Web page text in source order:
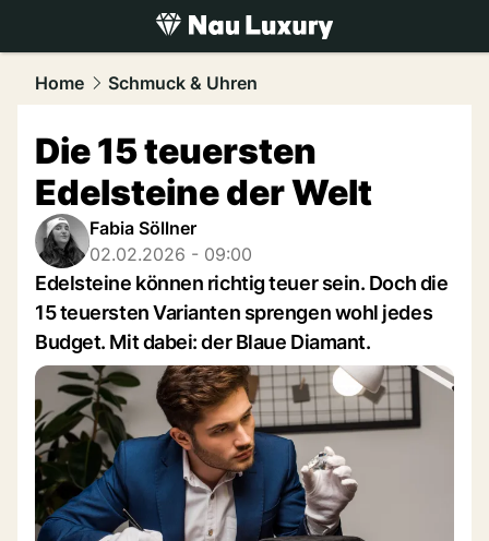
luxury.NAU.ch
Home Schmuck & Uhren
Die 15 teuersten
Edelsteine der Welt
Fabia Söllner
02.02.2026 - 09:00
Edelsteine können richtig teuer sein. Doch die
15 teuersten Varianten sprengen wohl jedes
Budget. Mit dabei: der Blaue Diamant.